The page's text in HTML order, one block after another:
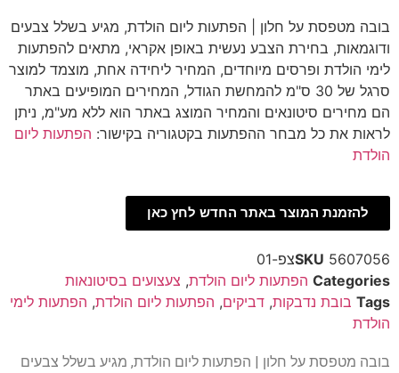
בובה מטפסת על חלון | הפתעות ליום הולדת, מגיע בשלל צבעים
ודוגמאות, בחירת הצבע נעשית באופן אקראי, מתאים להפתעות
לימי הולדת ופרסים מיוחדים, המחיר ליחידה אחת, מוצמד למוצר
סרגל של 30 ס"מ להמחשת הגודל, המחירים המופיעים באתר
הם מחירים סיטונאים והמחיר המוצג באתר הוא ללא מע"מ, ניתן
לראות את כל מבחר ההפתעות בקטגוריה בקישור: הפתעות ליום
הולדת
להזמנת המוצר באתר החדש לחץ כאן
SKU 5607056צפ-01
Categories הפתעות ליום הולדת, צעצועים בסיטונאות
Tags בובת נדבקות, דביקים, הפתעות ליום הולדת, הפתעות לימי
הולדת
בובה מטפסת על חלון | הפתעות ליום הולדת, מגיע בשלל צבעים